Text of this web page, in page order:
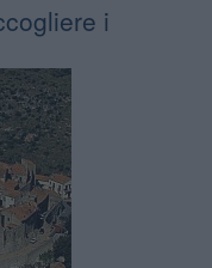
i